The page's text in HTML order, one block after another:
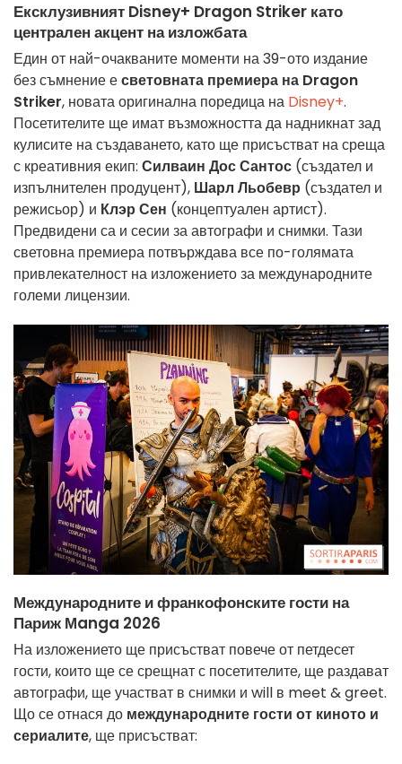
Ексклузивният Disney+ Dragon Striker като
централен акцент на изложбата
Един от най-очакваните моменти на 39-ото издание
без съмнение есветовната премиера на Dragon
Striker, новата оригинална поредица на Disney+.
Посетителите ще имат възможността да надникнат зад
кулисите на създаването, като ще присъстват на среща
с креативния екип: Силваин Дос Сантос (създател и
изпълнителен продуцент), Шарл Льобевр (създател и
режисьор) и Клэр Сен (концептуален артист).
Предвидени са и сесии за автографи и снимки. Тази
световна премиера потвърждава все по-голямата
привлекателност на изложението за международните
големи лицензии.
Международните и франкофонските гости на
Париж Мanga 2026
На изложението ще присъстват повече от петдесет
гости, които ще се срещнат с посетителите, ще раздават
автографи, ще участват в снимки и will в meet & greet.
Що се отнася до международните гости от киното и
сериалите, ще присъстват: